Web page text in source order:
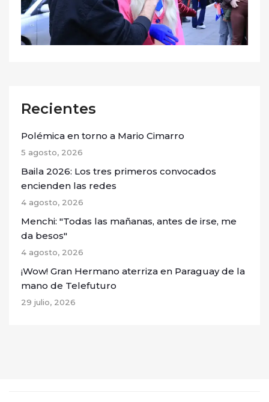
Recientes
Polémica en torno a Mario Cimarro
5 agosto, 2026
Baila 2026: Los tres primeros convocados
encienden las redes
4 agosto, 2026
Menchi: "Todas las mañanas, antes de irse, me
da besos"
4 agosto, 2026
¡Wow! Gran Hermano aterriza en Paraguay de la
mano de Telefuturo
29 julio, 2026